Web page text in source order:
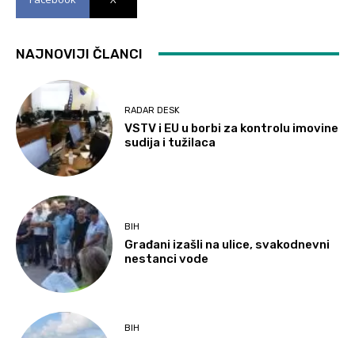
NAJNOVIJI ČLANCI
RADAR DESK
VSTV i EU u borbi za kontrolu imovine
sudija i tužilaca
BIH
Građani izašli na ulice, svakodnevni
nestanci vode
BIH